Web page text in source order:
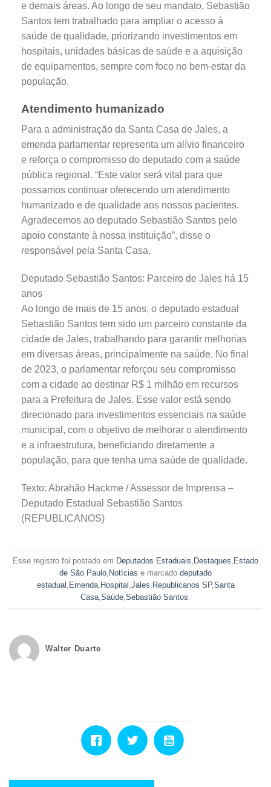
e demais áreas. Ao longo de seu mandato, Sebastião
Santos tem trabalhado para ampliar o acesso à
saúde de qualidade, priorizando investimentos em
hospitais, unidades básicas de saúde e a aquisição
de equipamentos, sempre com foco no bem-estar da
população.
Atendimento humanizado
Para a administração da Santa Casa de Jales, a
emenda parlamentar representa um alívio financeiro
e reforça o compromisso do deputado com a saúde
pública regional. “Este valor será vital para que
possamos continuar oferecendo um atendimento
humanizado e de qualidade aos nossos pacientes.
Agradecemos ao deputado Sebastião Santos pelo
apoio constante à nossa instituição”, disse o
responsável pela Santa Casa.
Deputado Sebastião Santos: Parceiro de Jales há 15
anos
Ao longo de mais de 15 anos, o deputado estadual
Sebastião Santos tem sido um parceiro constante da
cidade de Jales, trabalhando para garantir melhorias
em diversas áreas, principalmente na saúde. No final
de 2023, o parlamentar reforçou seu compromisso
com a cidade ao destinar R$ 1 milhão em recursos
para a Prefeitura de Jales. Esse valor está sendo
direcionado para investimentos essenciais na saúde
municipal, com o objetivo de melhorar o atendimento
e a infraestrutura, beneficiando diretamente a
população, para que tenha uma saúde de qualidade.
Texto: Abrahão Hackme / Assessor de Imprensa –
Deputado Estadual Sebastião Santos
(REPUBLICANOS)
Esse registro foi postado em Deputados Estaduais, Destaques, Estado
de São Paulo, Notícias e marcado deputado
estadual , Emenda, Hospital ,Jales, Republicanos SP,Santa
Casa,Saúde,Sebastião Santos.
Walter Duarte